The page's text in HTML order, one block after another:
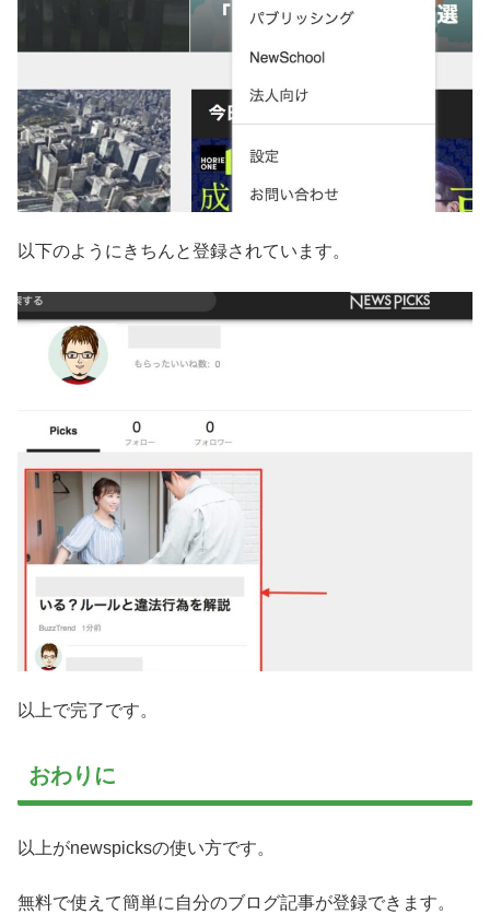
以下のようにきちんと登録されています。
以上で完了です。
おわりに
以上がnewspicksの使い方です。
無料で使えて簡単に自分のブログ記事が登録できます。